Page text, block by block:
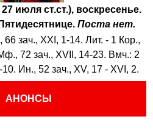
27 июля ст.ст.), воскресенье.
Поста нет.
66 зач., XXI, 1-14. Лит. - 1 Кор.,
72 зач., XVII, 14-23. Вмч.: 2
10. Ин., 52 зач., XV, 17 - XVI, 2.
АНОНСЫ